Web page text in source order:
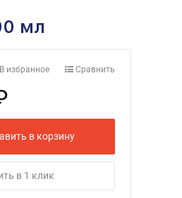
мл
В избранное Сравнить
в корзину
в 1 клик